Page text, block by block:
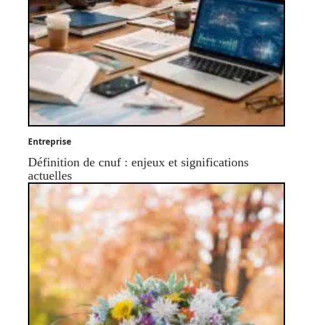
Entreprise
Définition de cnuf : enjeux et significations
actuelles